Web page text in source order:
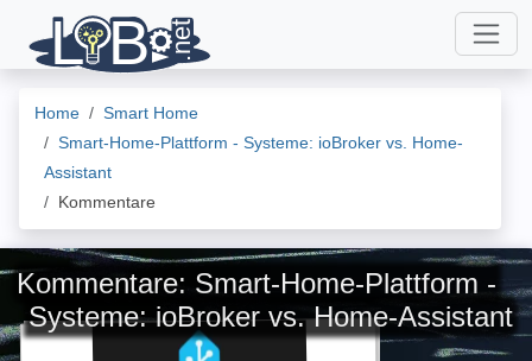
Home
Smart Home
Smart-Home-Plattform - Systeme: ioBroker vs. Home-
Assistant
Kommentare
Kommentare: Smart-Home-Plattform -
Systeme: ioBroker vs. Home-Assistant